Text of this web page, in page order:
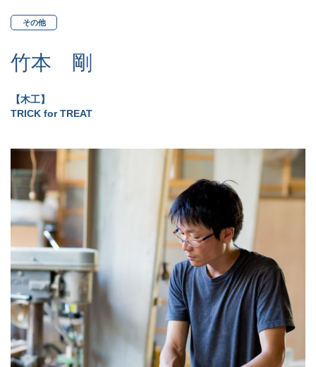
その他
竹本 剛
【木工】
TRICK for TREAT